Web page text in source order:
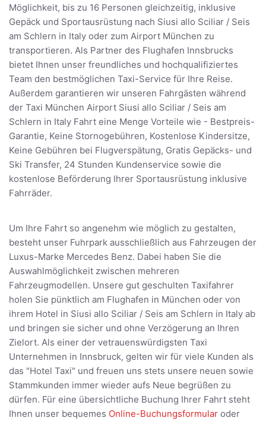
Möglichkeit, bis zu 16 Personen gleichzeitig, inklusive
Gepäck und Sportausrüstung nach Siusi allo Sciliar / Seis
am Schlern in Italy oder zum Airport München zu
transportieren. Als Partner des Flughafen Innsbrucks
bietet Ihnen unser freundliches und hochqualifiziertes
Team den bestmöglichen Taxi-Service für Ihre Reise.
Außerdem garantieren wir unseren Fahrgästen während
der Taxi München Airport Siusi allo Sciliar / Seis am
Schlern in Italy Fahrt eine Menge Vorteile wie - Bestpreis-
Garantie, Keine Stornogebühren, Kostenlose Kindersitze,
Keine Gebühren bei Flugverspätung, Gratis Gepäcks- und
Ski Transfer, 24 Stunden Kundenservice sowie die
kostenlose Beförderung Ihrer Sportausrüstung inklusive
Fahrräder.
Um Ihre Fahrt so angenehm wie möglich zu gestalten,
besteht unser Fuhrpark ausschließlich aus Fahrzeugen der
Luxus-Marke Mercedes Benz. Dabei haben Sie die
Auswahlmöglichkeit zwischen mehreren
Fahrzeugmodellen. Unsere gut geschulten Taxifahrer
holen Sie pünktlich am Flughafen in München oder von
ihrem Hotel in Siusi allo Sciliar / Seis am Schlern in Italy ab
und bringen sie sicher und ohne Verzögerung an Ihren
Zielort. Als einer der vetrauenswürdigsten Taxi
Unternehmen in Innsbruck, gelten wir für viele Kunden als
das "Hotel Taxi" und freuen uns stets unsere neuen sowie
Stammkunden immer wieder aufs Neue begrüßen zu
dürfen. Für eine übersichtliche Buchung Ihrer Fahrt steht
Ihnen unser bequemes Online-Buchungsformular oder